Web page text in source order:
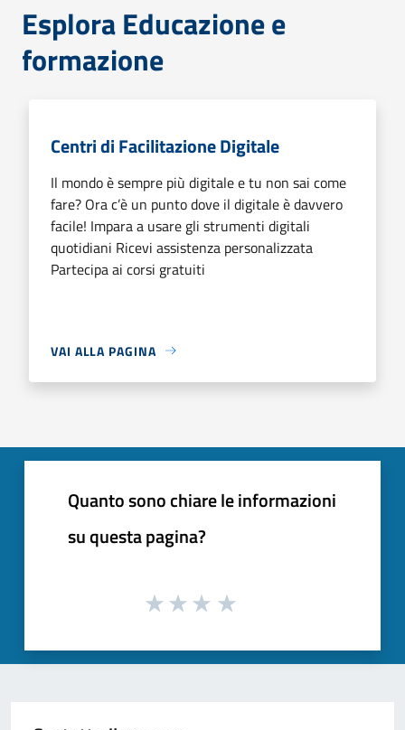
Esplora Educazione e
formazione
Centri di Facilitazione Digitale
Il mondo è sempre più digitale e tu non sai come
fare? Ora c’è un punto dove il digitale è davvero
facile! Impara a usare gli strumenti digitali
quotidiani Ricevi assistenza personalizzata
Partecipa ai corsi gratuiti
VAI ALLA PAGINA
Quanto sono chiare le informazioni
su questa pagina?